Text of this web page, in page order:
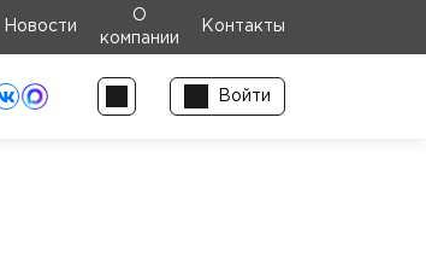
Новости
О
компании
Контакты
Войти